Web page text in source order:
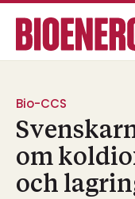
Bio-CCS
om
och